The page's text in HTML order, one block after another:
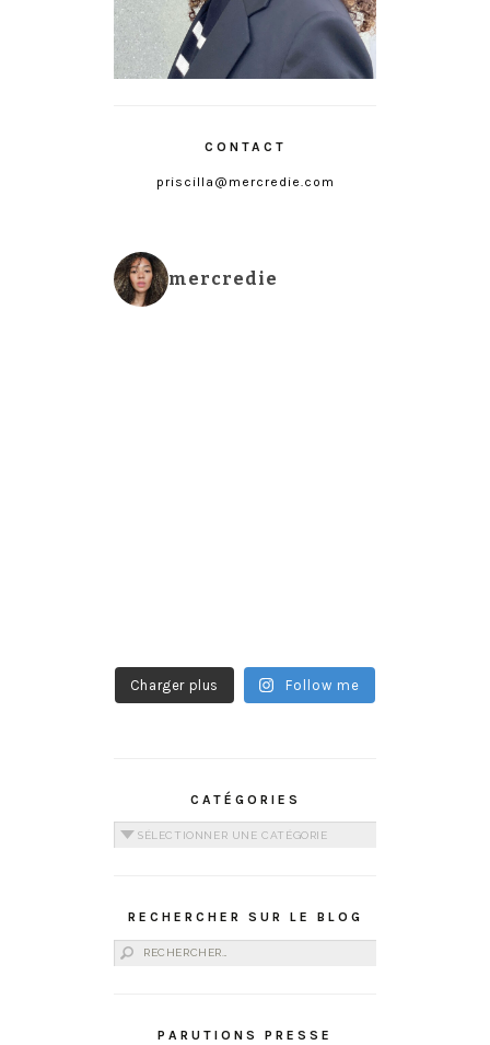
CONTACT
priscilla@mercredie.com
mercredie
Charger plus Follow me
CATÉGORIES
Catégories
RECHERCHER SUR LE BLOG
Rechercher :
PARUTIONS PRESSE